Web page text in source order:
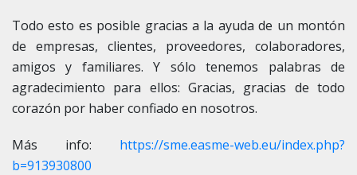
Todo esto es posible gracias a la ayuda de un montón
de empresas, clientes, proveedores, colaboradores,
amigos y familiares. Y sólo tenemos palabras de
agradecimiento para ellos: Gracias, gracias de todo
corazón por haber confiado en nosotros.
Más info: https://sme.easme-web.eu/index.php?
b=913930800